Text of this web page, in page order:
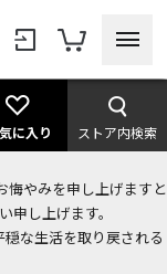
に入り ストア内検索
悔やみを申し上げますと
申し上げます。
な生活を取り戻される
ント！